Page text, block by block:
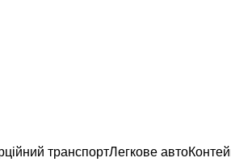
транспортЛегкове авто